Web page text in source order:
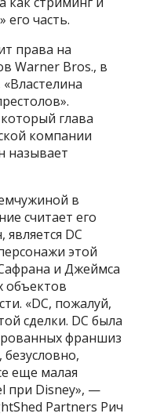
часть.
права на
Warner Bros., в
глава
компании
называет
в
считает его
DC
этой
и Джеймса
объектов
«DC, пожалуй,
сделки. DC была
франшиз
еще малая
при Disney», —
Partners Рич